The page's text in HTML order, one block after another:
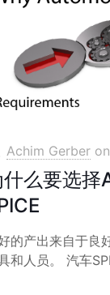
Achim Gerber on
什么要选
的产出来自于良
和人员。 汽车